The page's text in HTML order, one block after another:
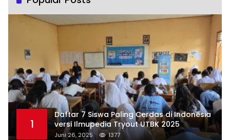
1
Daftar 7 Siswa Paling Cerdas di Indonesia
versi Ilmupedia Tryout UTBK 2025
Juni 26, 2025 1377